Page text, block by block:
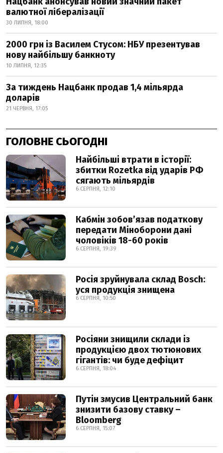
валютної лібералізації
30 ЛИПНЯ, 18:00
2000 грн із Василем Стусом: НБУ презентував
нову найбільшу банкноту
10 ЛИПНЯ, 12:35
За тиждень Нацбанк продав 1,4 мільярда
доларів
21 ЧЕРВНЯ, 17:05
ГОЛОВНЕ СЬОГОДНІ
Найбільші втрати в історії:
збитки Rozetka від ударів РФ
сягають мільярдів
6 СЕРПНЯ, 12:10
Кабмін зобовʼязав податкову
передати Міноборони дані
чоловіків 18-60 років
6 СЕРПНЯ, 19:39
Росія зруйнувала склад Bosch:
уся продукція знищена
6 СЕРПНЯ, 10:50
Росіяни знищили склади із
продукцією двох тютюнових
гігантів: чи буде дефіцит
6 СЕРПНЯ, 18:04
Путін змусив Центральний банк
знизити базову ставку –
Bloomberg
6 СЕРПНЯ, 15:07